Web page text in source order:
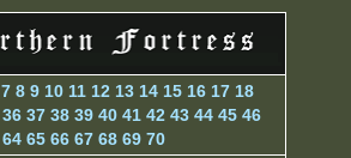
7 8 9 10 11 12 13 14 15 16 17 18
36 37 38 39 40 41 42 43 44 45 46
64 65 66 67 68 69 70